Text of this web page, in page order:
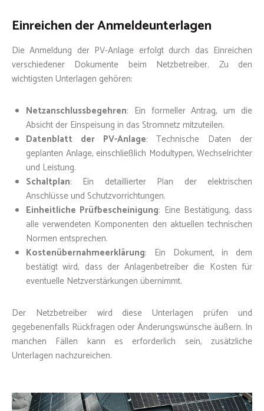
Einreichen der Anmeldeunterlagen
Die Anmeldung der PV-Anlage erfolgt durch das Einreichen
verschiedener Dokumente beim Netzbetreiber. Zu den
wichtigsten Unterlagen gehören:
Netzanschlussbegehren: Ein formeller Antrag, um die
Absicht der Einspeisung in das Stromnetz mitzuteilen.
Datenblatt der PV-Anlage: Technische Daten der
geplanten Anlage, einschließlich Modultypen, Wechselrichter
und Leistung.
Schaltplan: Ein detaillierter Plan der elektrischen
Anschlüsse und Schutzvorrichtungen.
Einheitliche Prüfbescheinigung: Eine Bestätigung, dass
alle verwendeten Komponenten den aktuellen technischen
Normen entsprechen.
Kostenübernahmeerklärung: Ein Dokument, in dem
bestätigt wird, dass der Anlagenbetreiber die Kosten für
eventuelle Netzverstärkungen übernimmt.
Der Netzbetreiber wird diese Unterlagen prüfen und
gegebenenfalls Rückfragen oder Änderungswünsche äußern. In
manchen Fällen kann es erforderlich sein, zusätzliche
Unterlagen nachzureichen.